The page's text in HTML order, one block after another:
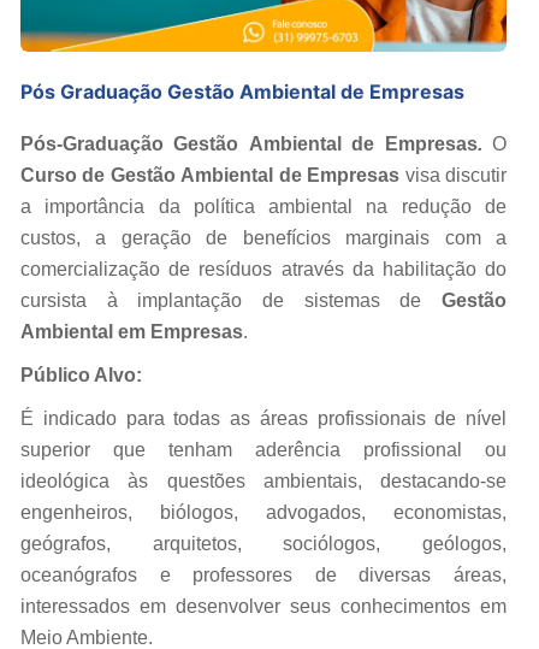
Pós Graduação Gestão Ambiental de Empresas
Pós-Graduação Gestão Ambiental de Empresas. O
Curso de Gestão Ambiental de Empresas visa discutir
a importância da política ambiental na redução de
custos, a geração de benefícios marginais com a
comercialização de resíduos através da habilitação do
cursista à implantação de sistemas de Gestão
Ambiental em Empresas.
Público Alvo:
É indicado para todas as áreas profissionais de nível
superior que tenham aderência profissional ou
ideológica às questões ambientais, destacando-se
engenheiros, biólogos, advogados, economistas,
geógrafos, arquitetos, sociólogos, geólogos,
oceanógrafos e professores de diversas áreas,
interessados em desenvolver seus conhecimentos em
Meio Ambiente.